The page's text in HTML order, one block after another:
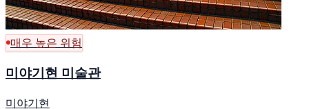
매우 높은 위험
미야기현 미술관
미야기현